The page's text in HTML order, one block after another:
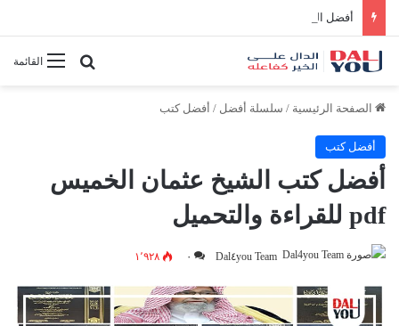
أفضل النصائح لإدارة الوقت بفعالية
القائمةبحث عن
الصفحة الرئيسية / سلسلة أفضل / أفضل كتب
أفضل كتب
أفضل كتب الشيخ عثمان الخميس
pdf للقراءة والتحميل
Dal٤you Team ٠ ١٬٩٢٨